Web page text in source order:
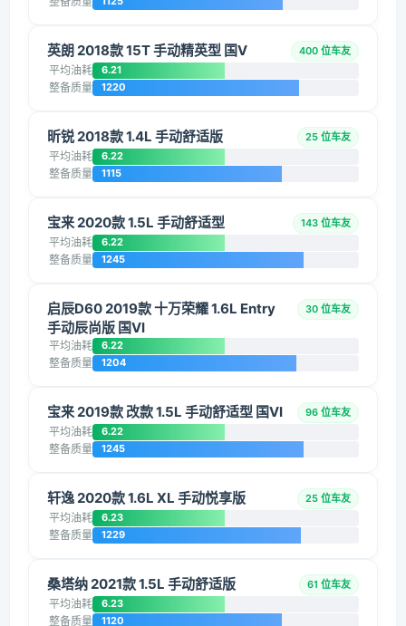
英朗 2018款 15T 手动精英型 国V 400 位车友
平均油耗 6.21
整备质量 1220
昕锐 2018款 1.4L 手动舒适版 25 位车友
平均油耗 6.22
整备质量 1115
宝来 2020款 1.5L 手动舒适型 143 位车友
平均油耗 6.22
整备质量 1245
启辰D60 2019款 十万荣耀 1.6L Entry
手动辰尚版 国VI
30 位车友
平均油耗 6.22
整备质量 1204
宝来 2019款 改款 1.5L 手动舒适型 国VI 96 位车友
平均油耗 6.22
整备质量 1245
轩逸 2020款 1.6L XL 手动悦享版 25 位车友
平均油耗 6.23
整备质量 1229
桑塔纳 2021款 1.5L 手动舒适版 61 位车友
平均油耗 6.23
整备质量 1120